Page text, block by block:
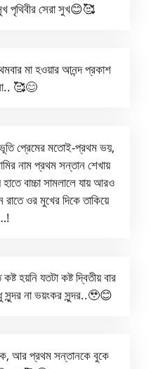
পৃথিবীর সেরা সুখ😊🥰
মা হওয়ার আনন্দ প্রকাশ
🥰😊
প্রেমের মতোই-প্রথম ভয়,
নাম প্রথম সন্তান শেখায়
বাচ্চা সামলালে যায় আরও
রাতে ওর মুখের দিকে তাকিয়ে
হয়নি যতটা কষ্ট দ্বিতীয় বার
না ভয়ংকর সুন্দর..🥹😊
আর প্রথম সন্তানকে বুকে